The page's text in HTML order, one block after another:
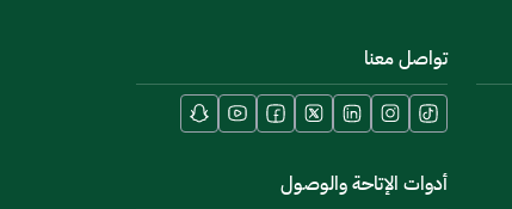
تواصل معنا
أدوات الإتاحة والوصول